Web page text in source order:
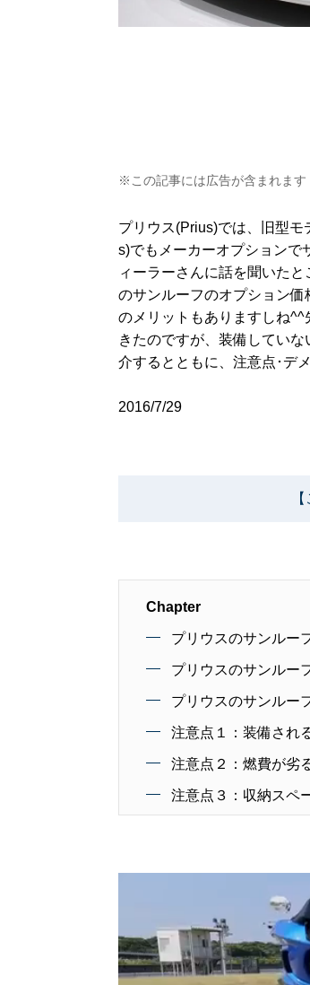
※この記事には広告が含まれます
プリウス(Prius)では、旧型
s)でもメーカーオプションで
ィーラーさんに話を聞いた
のサンルーフのオプション
のメリットもありますしね
きたのですが、装備してい
介するとともに、注意点･デ
2016/7/29
Chapter
プリウスのサンルー
プリウスのサンルー
プリウスのサンルー
注意点１：装備され
注意点２：燃費が劣
注意点３：収納スペ